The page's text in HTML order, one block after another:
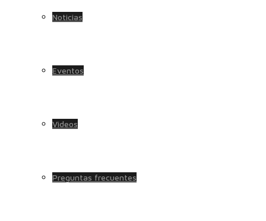
Noticias
Eventos
Videos
Preguntas frecuentes